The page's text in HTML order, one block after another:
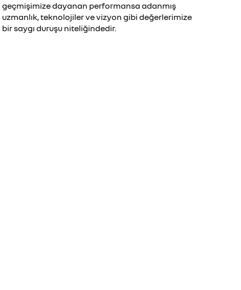
geçmişimize dayanan performansa adanmış
uzmanlık, teknolojiler ve vizyon gibi değerlerimize
bir saygı duruşu niteliğindedir.